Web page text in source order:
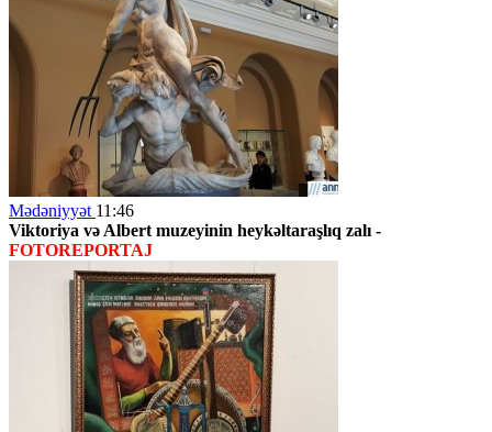
Mədəniyyət 11:46
Viktoriya və Albert muzeyinin heykəltaraşlıq zalı -
FOTOREPORTAJ